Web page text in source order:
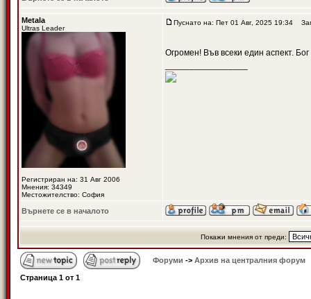
Metala
Ultras Leader
Регистриран на: 31 Авг 2006
Мнения: 34349
Местожителство: София
Пуснато на: Пет 01 Авг, 2025 19:34
Огромен! Във всеки един аспект.
Върнете се в началото
Покажи мнения от преди:
Форуми -> Архив на централния форум
Страница 1 от 1